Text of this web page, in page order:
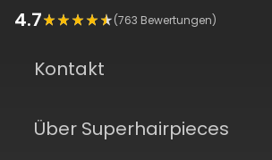
4.7 (763 Bewertungen)
Kontakt
Über Superhairpieces